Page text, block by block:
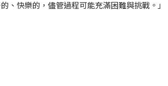
、快樂的，儘管過程可能充滿困難與挑戰。」